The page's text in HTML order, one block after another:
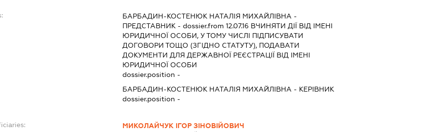
БАРБАДИН-КОСТЕНЮК НАТАЛІЯ МИХАЙЛІВНА -
ПРЕДСТАВНИК - dossier.from 12.07.16 ВЧИНЯТИ ДІЇ ВІД ІМЕНІ
ЮРИДИЧНОЇ ОСОБИ, У ТОМУ ЧИСЛІ ПІДПИСУВАТИ
ДОГОВОРИ ТОЩО (ЗГІДНО СТАТУТУ), ПОДАВАТИ
ДОКУМЕНТИ ДЛЯ ДЕРЖАВНОЇ РЕЄСТРАЦІЇ ВІД ІМЕНІ
ЮРИДИЧНОЇ ОСОБИ
dossier.position -
БАРБАДИН-КОСТЕНЮК НАТАЛІЯ МИХАЙЛІВНА - КЕРІВНИК
dossier.position -
МИКОЛАЙЧУК ІГОР ЗІНОВІЙОВИЧ